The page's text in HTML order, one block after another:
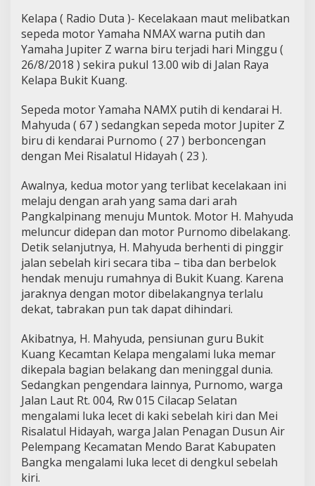
Kelapa ( Radio Duta )- Kecelakaan maut melibatkan
sepeda motor Yamaha NMAX warna putih dan
Yamaha Jupiter Z warna biru terjadi hari Minggu (
26/8/2018 ) sekira pukul 13.00 wib di Jalan Raya
Kelapa Bukit Kuang.
Sepeda motor Yamaha NAMX putih di kendarai H.
Mahyuda ( 67 ) sedangkan sepeda motor Jupiter Z
biru di kendarai Purnomo ( 27 ) berboncengan
dengan Mei Risalatul Hidayah ( 23 ).
Awalnya, kedua motor yang terlibat kecelakaan ini
melaju dengan arah yang sama dari arah
Pangkalpinang menuju Muntok. Motor H. Mahyuda
meluncur didepan dan motor Purnomo dibelakang.
Detik selanjutnya, H. Mahyuda berhenti di pinggir
jalan sebelah kiri secara tiba – tiba dan berbelok
hendak menuju rumahnya di Bukit Kuang. Karena
jaraknya dengan motor dibelakangnya terlalu
dekat, tabrakan pun tak dapat dihindari.
Akibatnya, H. Mahyuda, pensiunan guru Bukit
Kuang Kecamtan Kelapa mengalami luka memar
dikepala bagian belakang dan meninggal dunia.
Sedangkan pengendara lainnya, Purnomo, warga
Jalan Laut Rt. 004, Rw 015 Cilacap Selatan
mengalami luka lecet di kaki sebelah kiri dan Mei
Risalatul Hidayah, warga Jalan Penagan Dusun Air
Pelempang Kecamatan Mendo Barat Kabupaten
Bangka mengalami luka lecet di dengkul sebelah
kiri.